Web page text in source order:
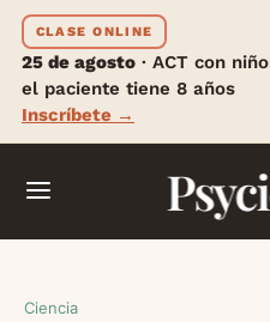
CLASE ONLINE
25 de agosto · ACT con
el paciente tiene 8 años
Inscríbete →
Ciencia